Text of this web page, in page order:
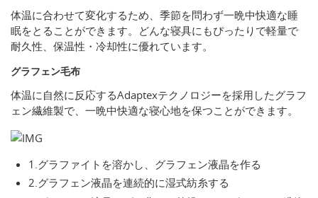
体温に合わせて変化するため、季節を問わず一晩中快適な睡
眠をとることができます。どんな寝具にもぴったりで軽量で
耐久性、保温性・冷却性に優れています。
グラフェン毛布
体温に自然に反応するAdaptexテクノロジーを採用したグラフ
ェン繊維製で、一晩中快適な寝心地を保つことができます。
1.グラファイトを溶かし、グラフェン液晶を作る
2.グラフェン液晶を連続的に湿式紡糸する